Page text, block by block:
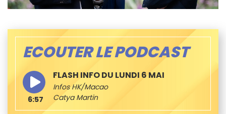
ECOUTER LE PODCAST
FLASH INFO DU LUNDI 6 MAI
Infos HK/Macao
Catya Martin
6:57